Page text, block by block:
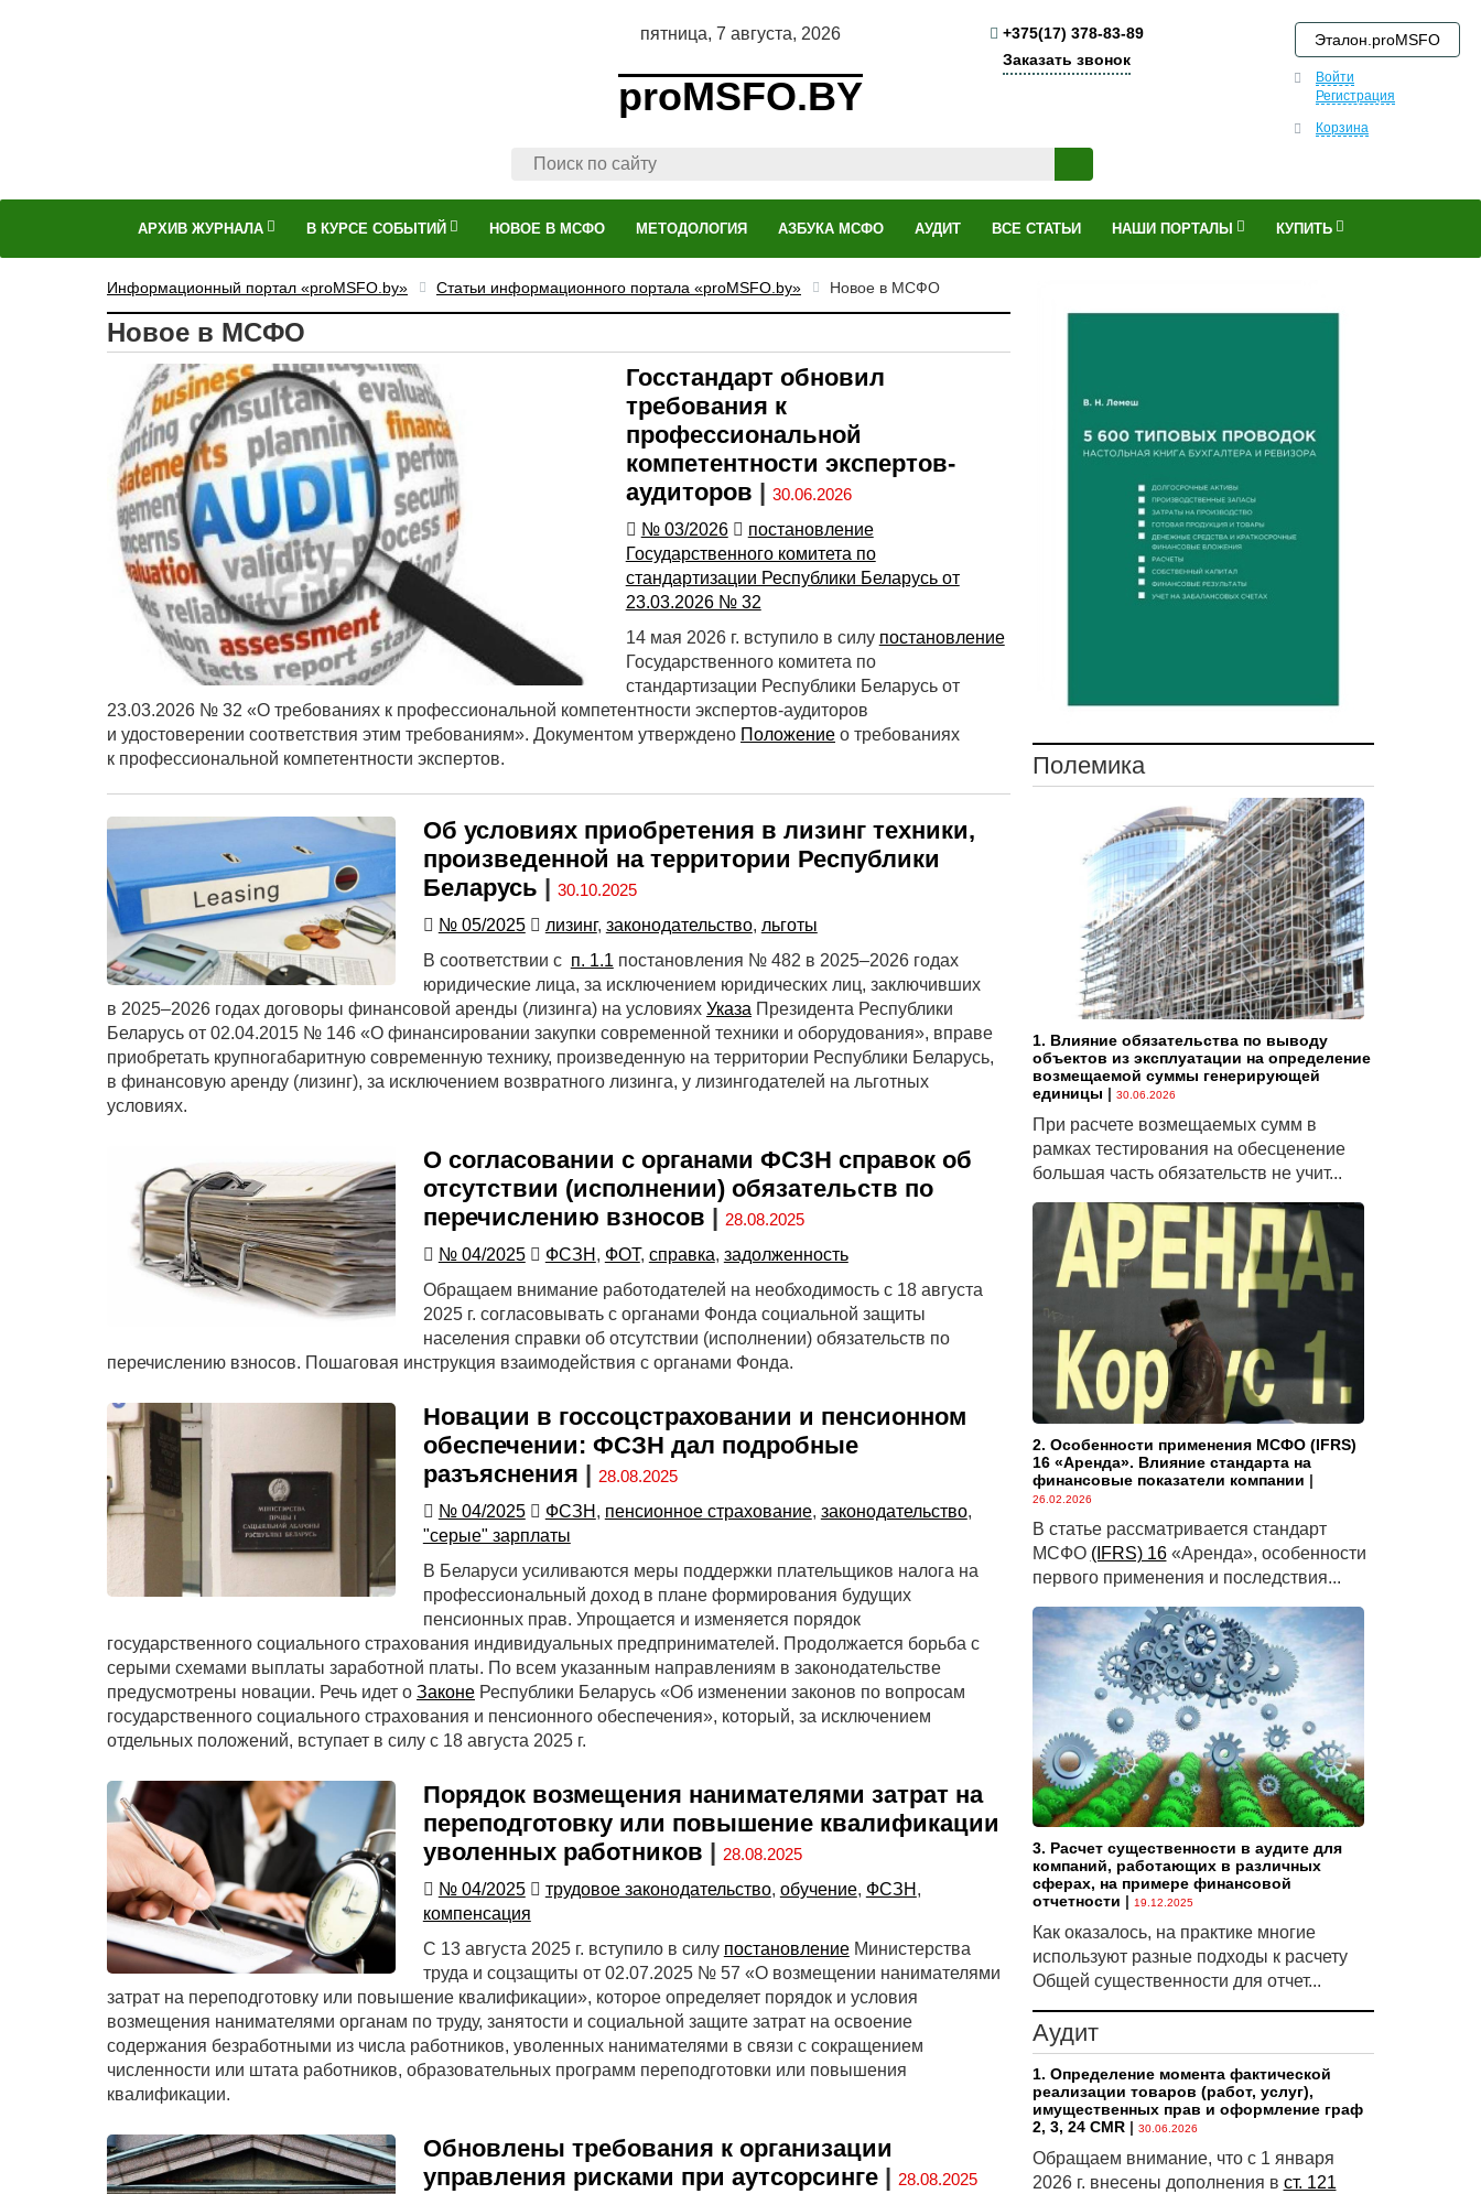
пятница, 7 августа, 2026
proMSFO.BY
+375(17) 378-83-89
Заказать звонок
Эталон.proMSFO
Войти
Регистрация
Корзина
АРХИВ ЖУРНАЛА В КУРСЕ СОБЫТИЙ НОВОЕ В МСФО МЕТОДОЛОГИЯ АЗБУКА МСФО АУДИТ ВСЕ СТАТЬИ НАШИ ПОРТАЛЫ КУПИТЬ
Информационный портал «proMSFO.by» Статьи информационного портала «proMSFO.by» Новое в МСФО
Новое в МСФО
Госстандарт обновил
требования к
профессиональной
компетентности экспертов-
аудиторов
30.06.2026
№ 03/2026
постановление
Государственного комитета по
стандартизации Республики Беларусь от
23.03.2026 № 32
14 мая 2026 г. вступило в силу постановление
Государственного комитета по
стандартизации Республики Беларусь от
23.03.2026 № 32 «О требованиях к профессиональной компетентности экспертов-аудиторов
и удостоверении соответствия этим требованиям». Документом утверждено Положение о требованиях
к профессиональной компетентности экспертов.
Об условиях приобретения в лизинг техники,
произведенной на территории Республики
Беларусь
30.10.2025
№ 05/2025
лизинг, законодательство, льготы
В соответствии с п. 1.1 постановления № 482 в 2025–2026 годах
юридические лица, за исключением юридических лиц, заключивших
в 2025–2026 годах договоры финансовой аренды (лизинга) на условиях Указа Президента Республики
Беларусь от 02.04.2015 № 146 «О финансировании закупки современной техники и оборудования», вправе
приобретать крупногабаритную современную технику, произведенную на территории Республики Беларусь,
в финансовую аренду (лизинг), за исключением возвратного лизинга, у лизингодателей на льготных
условиях.
О согласовании с органами ФСЗН справок об
отсутствии (исполнении) обязательств по
перечислению взносов
28.08.2025
№ 04/2025
ФСЗН , ФОТ, справка, задолженность
Обращаем внимание работодателей на необходимость с 18 августа
2025 г. согласовывать с органами Фонда социальной защиты
населения справки об отсутствии (исполнении) обязательств по
перечислению взносов. Пошаговая инструкция взаимодействия с органами Фонда.
Новации в госсоцстраховании и пенсионном
обеспечении: ФСЗН дал подробные
разъяснения
28.08.2025
№ 04/2025
ФСЗН , пенсионное страхование, законодательство,
"серые" зарплаты
В Беларуси усиливаются меры поддержки плательщиков налога на
профессиональный доход в плане формирования будущих
пенсионных прав. Упрощается и изменяется порядок
государственного социального страхования индивидуальных предпринимателей. Продолжается борьба с
серыми схемами выплаты заработной платы. По всем указанным направлениям в законодательстве
предусмотрены новации. Речь идет о Законе Республики Беларусь «Об изменении законов по вопросам
государственного социального страхования и пенсионного обеспечения», который, за исключением
отдельных положений, вступает в силу с 18 августа 2025 г.
Порядок возмещения нанимателями затрат на
переподготовку или повышение квалификации
уволенных работников
28.08.2025
№ 04/2025
трудовое законодательство, обучение, ФСЗН ,
компенсация
С 13 августа 2025 г. вступило в силу постановлениеМинистерства
труда и соцзащиты от 02.07.2025 № 57 «О возмещении нанимателями
затрат на переподготовку или повышение квалификации», которое определяет порядок и условия
возмещения нанимателями органам по труду, занятости и социальной защите затрат на освоение
содержания безработными из числа работников, уволенных нанимателями в связи с сокращением
численности или штата работников, образовательных программ переподготовки или повышения
квалификации.
Обновлены требования к организации
управления рисками при аутсорсинге|
28.08.2025
Полемика
1. Влияние обязательства по выводу
объектов из эксплуатации на определение
возмещаемой суммы генерирующей
единицы | 30.06.2026
При расчете возмещаемых сумм в
рамках тестирования на обесценение
большая часть обязательств не учит...
2. Особенности применения МСФО (IFRS)
16 «Аренда». Влияние стандарта на
финансовые показатели компании |
26.02.2026
В статье рассматривается стандарт
МСФО (IFRS) 16«Аренда», особенности
первого применения и последствия...
3. Расчет существенности в аудите для
компаний, работающих в различных
сферах, на примере финансовой
отчетности | 19.12.2025
Как оказалось, на практике многие
используют разные подходы к расчету
Общей существенности для отчет...
Аудит
1. Определение момента фактической
реализации товаров (работ, услуг),
имущественных прав и оформление граф
2, 3, 24 CMR| 30.06.2026
Обращаем внимание, что с 1 января
2026 г. внесены дополнения в ст. 121